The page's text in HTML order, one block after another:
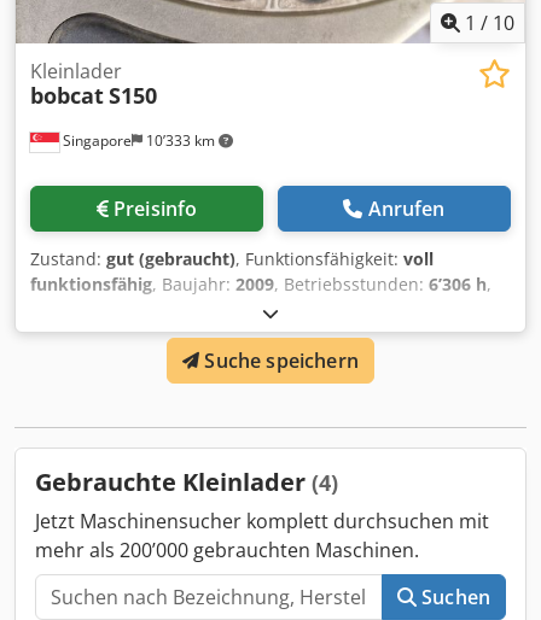
1 / 10
Singapore 10’333 km
Kleinlader
bobcatS150
Preisinfo Anrufen
Zustand: gut (gebraucht), Funktionsfähigkeit: voll
funktionsfähig, Baujahr: 2009, Betriebsstunden: 6’306 h,
Maschinen-/Fahrzeugnummer:
BOBCAT KOMPAKTLADER IN FUNKTIONSFÄHIGEM
ZUSTAND MODELL: S150 SERIENNUMMER: A3L135221
Djdpfeyzdixox Amaswa BAUJAHR: 2009 BETRIEBSSTUNDEN:
Suche speichern
Gebrauchte Kleinlader (4)
Jetzt Maschinensucher komplett durchsuchen mit
mehr als 200’000 gebrauchten Maschinen.
Suchen